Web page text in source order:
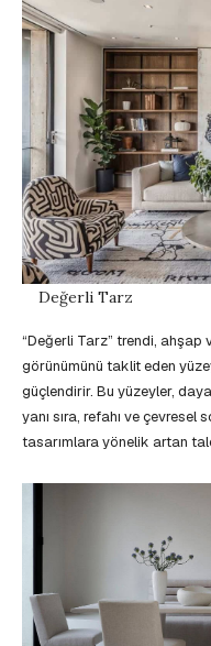
Değerli Tarz
“Değerli Tarz” trendi,
görünümünü taklit eden
güçlendirir. Bu yüzeyler,
yanı sıra, refahı ve çevresel
tasarımlara yönelik artan